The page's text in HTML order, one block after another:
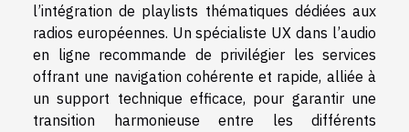
l’intégration de playlists thématiques dédiées aux
radios européennes. Un spécialiste UX dans l’audio
en ligne recommande de privilégier les services
offrant une navigation cohérente et rapide, alliée à
un support technique efficace, pour garantir une
transition harmonieuse entre les différents